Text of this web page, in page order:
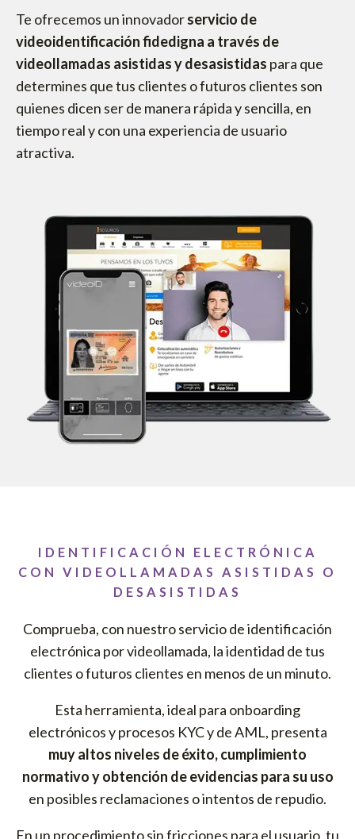
Te ofrecemos un innovadorservicio de
videoidentificación fidedigna a través de
videollamadas asistidas y desasistidas para que
determines que tus clientes o futuros clientes son
quienes dicen ser de manera rápida y sencilla, en
tiempo real y con una experiencia de usuario
atractiva.
IDENTIFICACIÓN ELECTRÓNICA
CON VIDEOLLAMADAS ASISTIDAS O
DESASISTIDAS
Comprueba, con nuestro servicio de identificación
electrónica por videollamada, la identidad de tus
clientes o futuros clientes en menos de un minuto.
Esta herramienta, ideal para onboarding
electrónicos y procesos KYC y de AML, presenta
muy altos niveles de éxito, cumplimiento
normativo y obtención de evidencias para su uso
en posibles reclamaciones o intentos de repudio.
En un procedimiento sin fricciones para el usuario, tu